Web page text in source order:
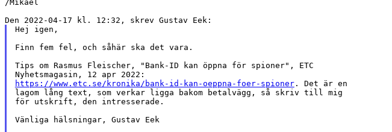
/Mikael
Hej igen,
Finn fem fel, och såhär ska det vara.
Tips om Rasmus Fleischer, "Bank-ID kan öppna för spioner", ETC
https://www.etc.se/kronika/bank-id-kan-oeppna-foer-spioner. Det är en
lagom lång text, som verkar ligga bakom betalvägg, så skriv till mig
för utskrift, den intresserade.
Vänliga hälsningar, Gustav Eek